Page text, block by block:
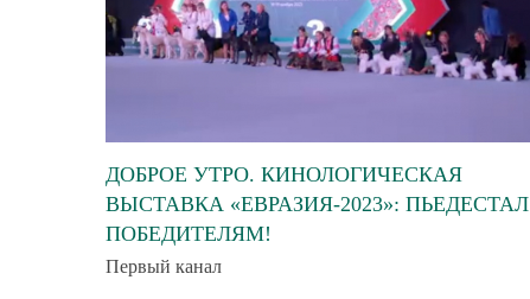
ДОБРОЕ УТРО. КИНОЛОГИЧЕСКАЯ
ВЫСТАВКА «ЕВРАЗИЯ-2023»: ПЬЕДЕСТАЛ
ПОБЕДИТЕЛЯМ!
Первый канал